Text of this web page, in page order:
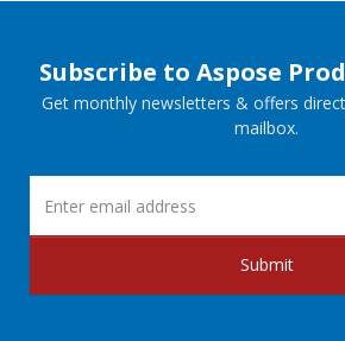
Subscribe to Aspose
Get monthly newsletters & offers
mailbox.
Submit